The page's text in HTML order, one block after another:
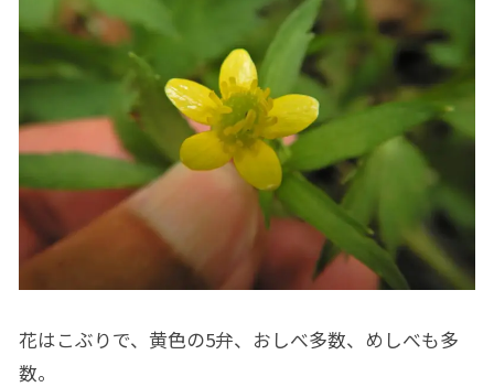
花はこぶりで、黄色の5弁、おしべ多数、めしべも多
数。